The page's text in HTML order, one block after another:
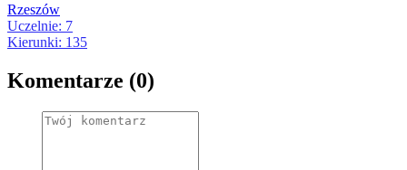
Rzeszów
Uczelnie: 7
Kierunki: 135
Komentarze (0)